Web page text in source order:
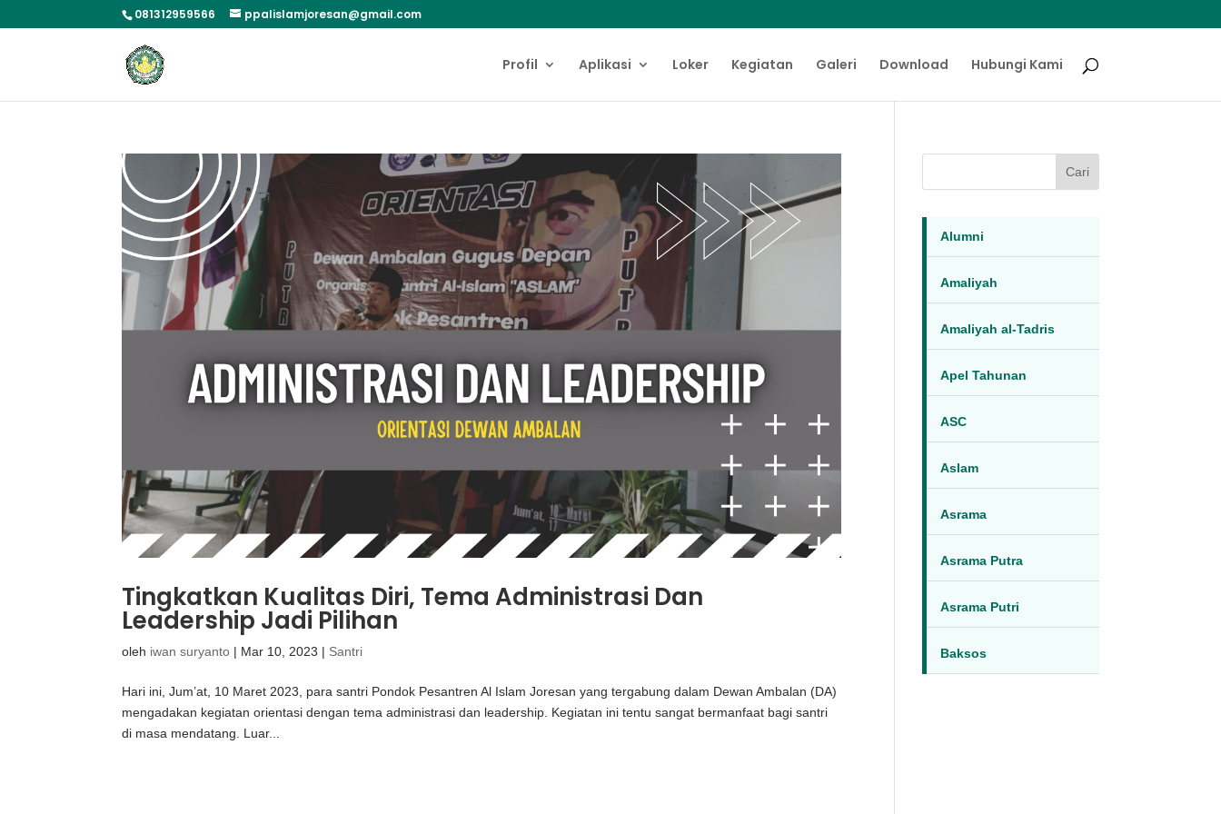
081312959566 ppalislamjoresan@gmail.com
Profil Aplikasi Loker Kegiatan Galeri Download Hubungi Kami
Tingkatkan Kualitas Diri, Tema Administrasi Dan
Leadership Jadi Pilihan
oleh iwan suryanto | Mar 10, 2023 | Santri
Hari ini, Jum’at, 10 Maret 2023, para santri Pondok Pesantren Al Islam Joresan yang tergabung dalam Dewan Ambalan (DA)
mengadakan kegiatan orientasi dengan tema administrasi dan leadership. Kegiatan ini tentu sangat bermanfaat bagi santri
di masa mendatang. Luar...
Cari
Alumni
Amaliyah
Amaliyah al-Tadris
Apel Tahunan
ASC
Aslam
Asrama
Asrama Putra
Asrama Putri
Baksos